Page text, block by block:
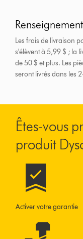
Les frais de livraison
s'élèvent à 5,99 $ ; la
de 50 $ et plus. Les
seront livrés dans les
Êtes-vous
produit
Activer votre garantie